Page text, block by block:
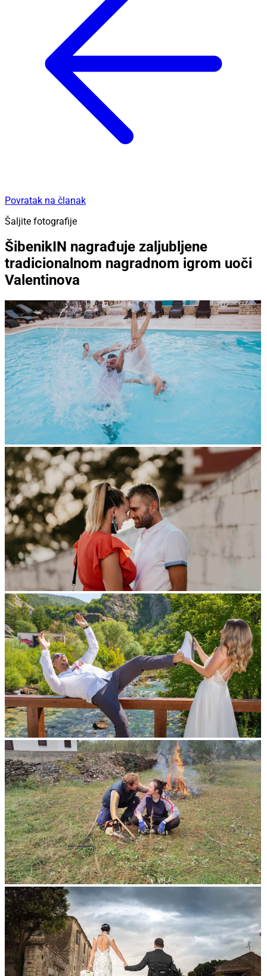
Povratak na članak
Šaljite fotografije
ŠibenikIN nagrađuje zaljubljene
tradicionalnom nagradnom igrom uoči
Valentinova